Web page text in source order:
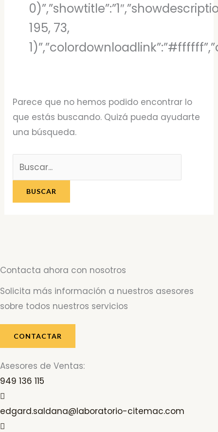
195, 73,
Parece que no hemos podido encontrar lo
que estás buscando. Quizá pueda ayudarte
una búsqueda.
Contacta ahora con nosotros
Solicita más información a nuestros asesores
sobre todos nuestros servicios
CONTACTAR
Asesores de Ventas:
949 136 115
edgard.saldana@laboratorio-citemac.com